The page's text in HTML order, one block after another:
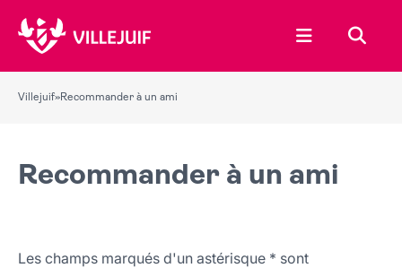
Ouvrir le
Villejuif»Recommander à un ami
Recommander à un ami
Les champs marqués d'un astérisque * sont